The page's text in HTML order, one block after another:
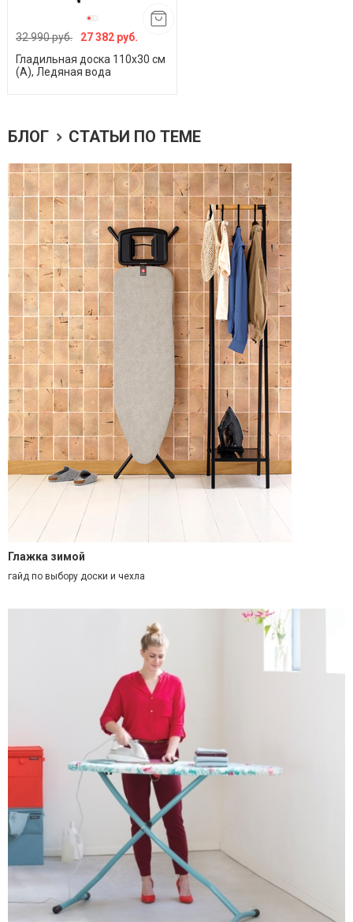
32 990 руб.
27 382 руб.
Гладильная доска 110х30 см
(A), Ледяная вода
БЛОГ СТАТЬИ ПО ТЕМЕ
Глажка зимой
гайд по выбору доски и чехла